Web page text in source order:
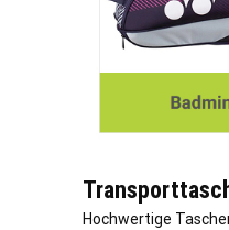
Hochwertige